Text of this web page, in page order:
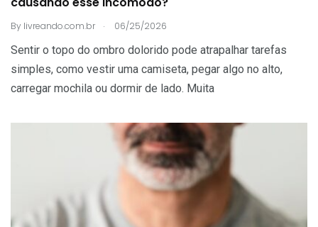
By livreando.com.br . 06/25/2026
Sentir o topo do ombro dolorido pode atrapalhar tarefas
simples, como vestir uma camiseta, pegar algo no alto,
carregar mochila ou dormir de lado. Muita